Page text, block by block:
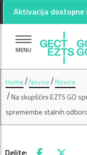
Pojdi na glavno vsebino
Pojdi na nogo strani
Aktivacija dostopne
MENU
Home Novice
Novice
Na skupščini EZTS GO
spremembe stalnih
Delite: